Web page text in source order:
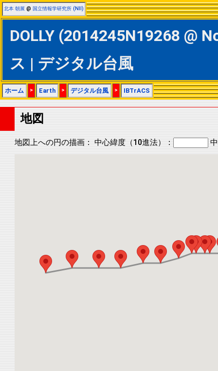
北本 朝展 @ 国立情報学研究所 (NII)
DOLLY (2014245N19268 @
ス | デジタル台風
ホーム > Earth > デジタル台風 > IBTrACS
地図
地図上への円の描画： 中心緯度（10進法）：